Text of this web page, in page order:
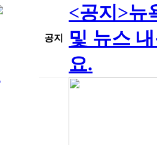
공지
<공지>뉴
및 뉴스
요.